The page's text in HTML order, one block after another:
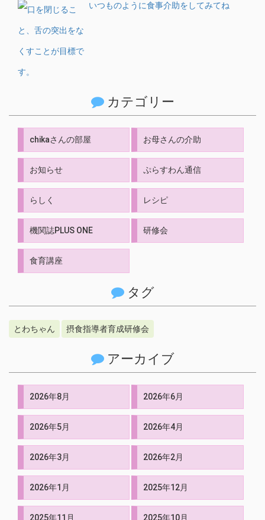
いつものように食事介助をしてみてね
カテゴリー
chikaさんの部屋 お母さんの介助
お知らせ ぷらすわん通信
らしく レシピ
機関誌PLUS ONE 研修会
食育講座
タグ
とわちゃん 摂食指導者育成研修会
アーカイブ
2026年8月 2026年6月
2026年5月 2026年4月
2026年3月 2026年2月
2026年1月 2025年12月
2025年11月 2025年10月